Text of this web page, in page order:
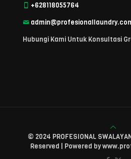
+628118055764
Hubungi Kami Untuk Konsultasi
© 2024 PROFESIONAL
Reserved | Powered by